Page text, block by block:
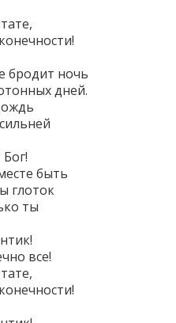
бродит ночь
дней.
быть
глоток
ты
все!